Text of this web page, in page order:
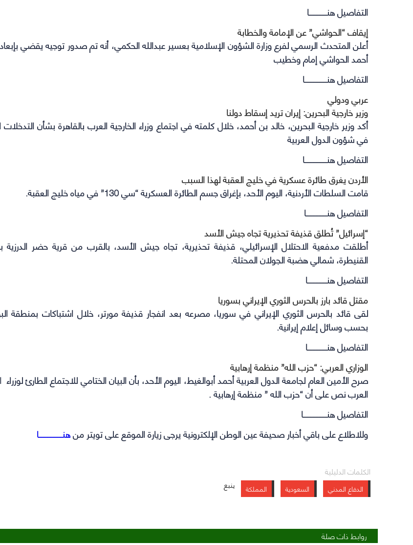
التفاصيل هنــــــــــــا
إيقاف “الحواشي” عن الإمامة والخطابة
أعلن المتحدث الرسمي لفرع وزارة الشؤون الإسلامية بعسير عبدالله الحكمي، أنه تم صدور توجيه يقضي
أحمد الحواشي إمام وخطيب
التفاصيل هنـــــــــــــــا
عربي ودولي
وزير خارجية البحرين: إيران تريد إسقاط دولنا
أكد وزير خارجية البحرين، خالد بن أحمد، خلال كلمته في اجتماع وزراء الخارجية العرب بالقاهرة بشأن التدخلات
في شؤون الدول العربية
التفاصيل هنـــــــــــــــا
الأردن يغرق طائرة عسكرية في خليج العقبة لهذا السبب
قامت السلطات الأردنية، اليوم الأحد، بإغراق جسم الطائرة العسكرية “سي 130” في مياه خليج العقبة.
التفاصيل هنــــــــــــــا
“إسرائيل” تُطلق قذيفة تحذيرية تجاه جيش الأسد
أطلقت مدفعية الاحتلال الإسرائيلي، قذيفة تحذيرية، تجاه جيش الأسد، بالقرب من قرية حضر الدرزية
القنيطرة، شمالي هضبة الجولان المحتلة.
التفاصيل هنـــــــــــــا
مقتل قائد بارز بالحرس الثوري الإيراني بسوريا
لقى قائد بالحرس الثوري الإيراني في سوريا، مصرعه بعد انفجار قذيفة مورتر، خلال اشتباكات بمنطقة
بحسب وسائل إعلام إيرانية.
التفاصيل هنـــــــــــــا
الوزاري العربي: “حزب الله” منظمة إرهابية
صرح الأمين العام لجامعة الدول العربية أحمد أبوالغيط، اليوم الأحد، بأن البيان الختامي للاجتماع الطارئ لوزراء
العرب نص على أن “حزب الله ” منظمة إرهابية .
التفاصيل هنــــــــــــــــا
وللاطلاع على باقي أخبار صحيفة عين الوطن الإلكترونية يرجى زيارة الموقع على تويتر منهنــــــــــــــــا
الكلمات الدليلية
الدفاع المدني السعودية المملكة ينبع
روابط ذات صلة